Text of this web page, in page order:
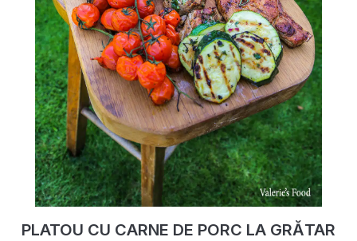
PLATOU CU CARNE DE PORC LA GRĂTAR